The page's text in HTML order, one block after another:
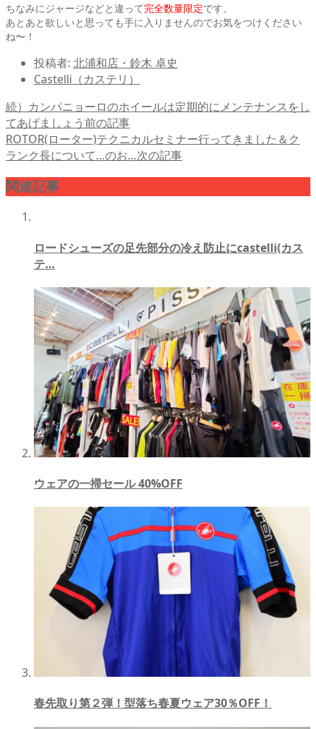
ちなみにジャージなどと違って完全数量限定です。
あとあと欲しいと思っても手に入りませんのでお気をつけください
ね〜！
投稿者: 北浦和店・鈴木 卓史
Castelli（カステリ）
続）カンパニョーロのホイールは定期的にメンテナンスをし
てあげましょう前の記事
ROTOR(ローター)テクニカルセミナー行ってきました＆ク
ランク長について…のお…次の記事
関連記事
ロードシューズの足先部分の冷え防止にcastelli(カス
テ…
ウェアの一掃セール 40%OFF
春先取り第２弾！型落ち春夏ウェア30％OFF！